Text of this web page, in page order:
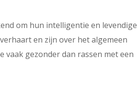
om hun intelligentie en levendige
en zijn over het algemeen
gezonder dan rassen met een